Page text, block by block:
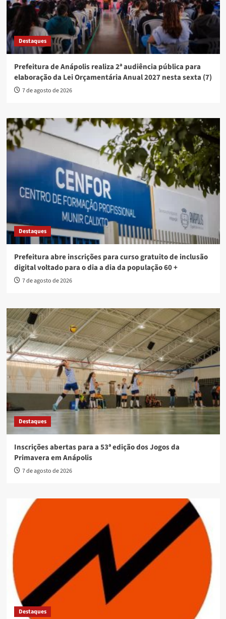
Destaques
Prefeitura de Anápolis realiza 2ª audiência pública para
elaboração da Lei Orçamentária Anual 2027 nesta sexta (7)
7 de agosto de 2026
Destaques
Prefeitura abre inscrições para curso gratuito de inclusão
digital voltado para o dia a dia da população 60 +
7 de agosto de 2026
Destaques
Inscrições abertas para a 53ª edição dos Jogos da
Primavera em Anápolis
7 de agosto de 2026
Destaques